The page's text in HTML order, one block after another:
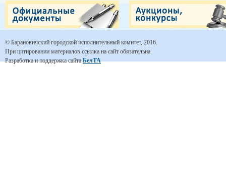
© Барановичский городской исполнительный комитет, 2016.
При цитировании материалов ссылка на сайт обязательна.
Разработка и поддержка сайтаБелТА